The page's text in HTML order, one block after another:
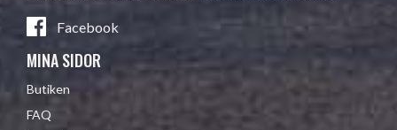
Facebook
MINA SIDOR
Butiken
FAQ